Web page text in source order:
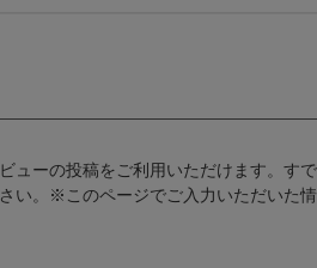
ューの投稿をご利用いただけます。す
い。※このページでご入力いただいた